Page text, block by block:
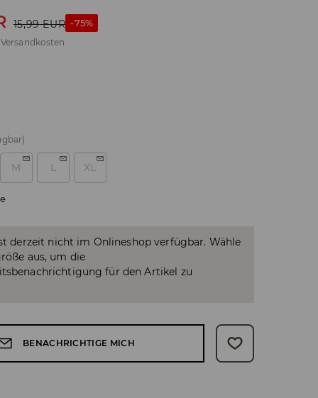
15,99 EUR -75%
Versandkosten
M L XL
derzeit nicht im Onlineshop verfügbar. Wähle
aus, um die
für den Artikel zu
BENACHRICHTIGE MICH